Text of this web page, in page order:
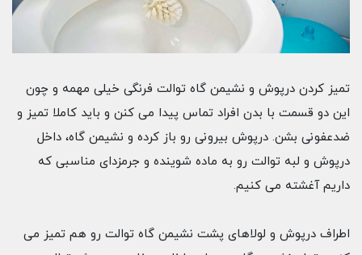
تمیز کردن درپوش و نشیمن‌ گاه توالت فرنگی خیلی مهمه و چون
این دو قسمت با بدن افراد تماس پیدا می ‌کنن و باید کاملا تمیز و
ضدعفونی بشن. درپوش بیرونی رو باز کرده و نشیمن‌ گاه، داخل
درپوش و لبه توالت رو به ماده شوینده و جرمزدای مناسبی که
داریم آغشته می کنیم.
اطراف درپوش و لولاهای پشت نشیمن‌ گاه توالت رو هم تمیز می